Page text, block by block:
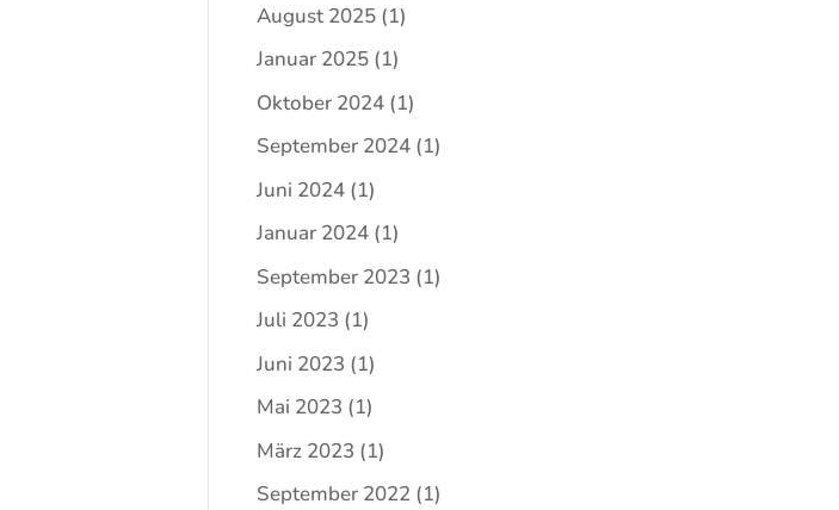
August 2025(1)
Januar 2025(1)
Oktober 2024(1)
September 2024(1)
Juni 2024(1)
Januar 2024(1)
September 2023 (1)
Juli 2023 (1)
Juni 2023 (1)
Mai 2023 (1)
März 2023 (1)
September 2022(1)